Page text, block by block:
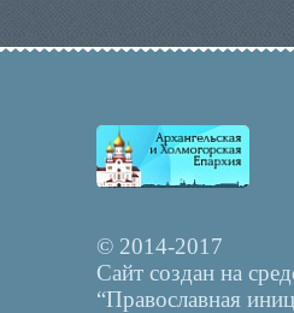
© 2014-2017
Сайт создан на
“Православная